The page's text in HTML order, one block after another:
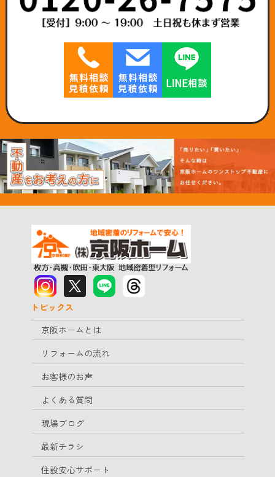
トピックス
京阪ホームとは
リフォームの流れ
お客様のお声
よくある質問
現場ブログ
最新チラシ
住設安心サポート